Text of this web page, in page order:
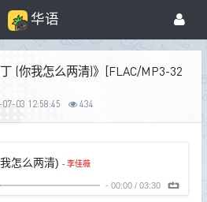
华语
(你我怎么两清)》[FLAC/MP3-32
03 12:58:45 434
怎么两清) - 李佳薇
- 00:00/ 03:30